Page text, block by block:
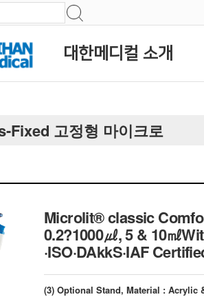
대한메디컬 소개
Fixed 고정형 마이크로
Microlit® classic
0.2?1000㎕, 5 & 10㎖
·ISO·DAkkS·IAF
(3) Optional Stand, Material : Acrylic